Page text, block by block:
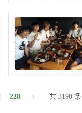
228 共 3190 条